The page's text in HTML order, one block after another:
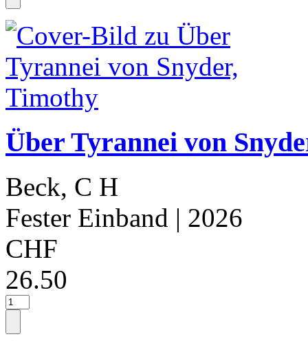
Über Tyrannei von
Beck, C H
Fester Einband | 2026
CHF
26.50